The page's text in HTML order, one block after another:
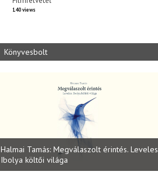
140 views
Könyvesbolt
Halmai Tamás: Megválaszolt érintés. Leveles
Ibolya költői világa